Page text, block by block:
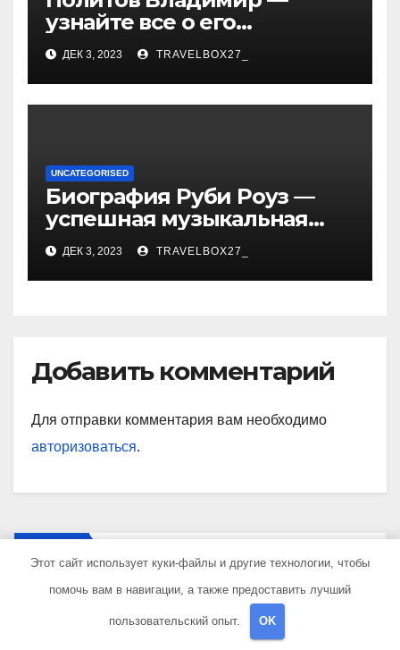
узнайте все о его
биографии, возрасте и
впечатляющих
достижениях!
ДЕК 3, 2023 TRAVELBOX27_
UNCATEGORISED
Биография Руби Роуз —
успешная музыкальная
карьера, личная жизнь и
знаковые достижения
ДЕК 3, 2023 TRAVELBOX27_
Добавить комментарий
Для отправки комментария вам необходимо
авторизоваться.
Этот сайт использует куки-файлы и другие технологии, чтобы
помочь вам в навигации, а также предоставить лучший
пользовательский опыт. OK